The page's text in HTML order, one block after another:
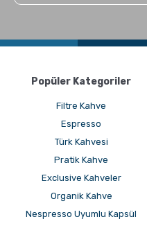
Popüler Kategoriler
Filtre Kahve
Espresso
Türk Kahvesi
Pratik Kahve
Exclusive Kahveler
Organik Kahve
Nespresso Uyumlu Kapsül